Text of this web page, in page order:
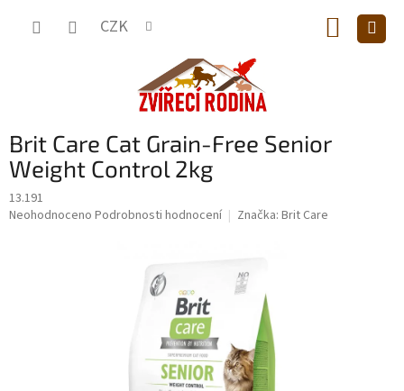
CZK
KOŠÍK
Brit Care Cat Grain-Free Senior
Weight Control 2kg
13.191
Průměrné
Neohodnoceno Podrobnosti hodnocení Značka: Brit Care